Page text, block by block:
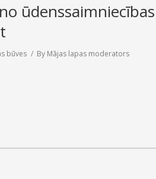
būves By Mājas lapas moderators